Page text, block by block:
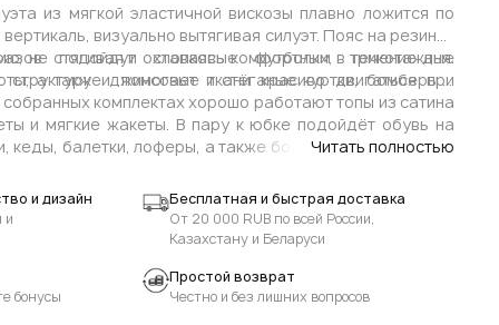
В наличии
из мягкой эластичной вискозы плавно ложится по
визуально вытягивая силуэт. Пояс на резинке
не стягивая и оставаясь комфортным в течение дня.
и помогает ткани красиво двигаться при
подойдут хлопковые футболки, трикотажные
а также джинсовые и стёганые куртки, бомберы и
комплектах хорошо работают топы из сатина
и мягкие жакеты. В пару к юбке подойдёт обувь на
кеды, балетки, лоферы, а также босоножки или ботинки
Читать полностью
и дизайн
и
Бесплатная и быстрая доставка
От 20 000 RUB по всей России,
Казахстану и Беларуси
бонусы
Простой возврат
Честно и без лишних вопросов